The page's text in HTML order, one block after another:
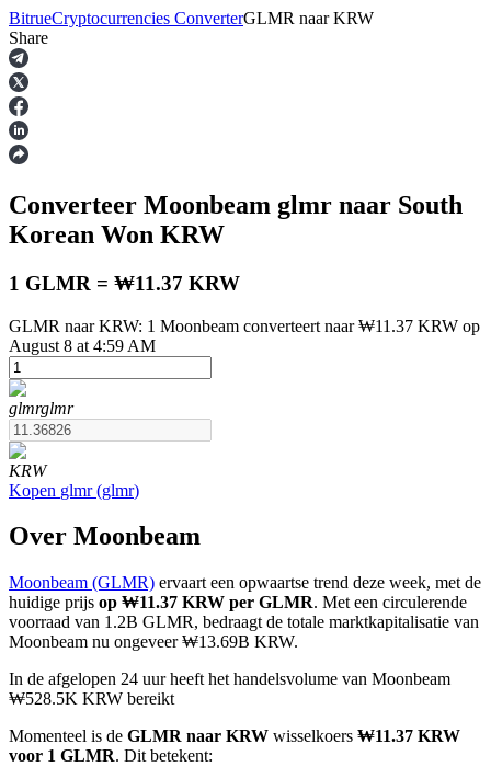
Termijncontracten
USDT-futures
COIN-M-futures
Cryptocurrency-futures
TradFi
Derivaten voor aandelen, forex, edelmetalen en grondstoffen
BitrueCryptocurrencies ConverterGLMR naar KRW
Share
Converteer Moonbeam glmr naar South
Korean Won KRW
1 GLMR = ₩11.37 KRW
GLMR naar KRW: 1 Moonbeam converteert naar ₩11.37 KRW op
August 8 at 4:59 AM
glmrglmr
KRW
Kopen glmr(glmr)
Over Moonbeam
Moonbeam (GLMR) ervaart een opwaartse trend deze week, met de
huidige prijs op ₩11.37 KRW per GLMR. Met een circulerende
voorraad van 1.2B GLMR, bedraagt de totale marktkapitalisatie van
Moonbeam nu ongeveer ₩13.69B KRW.
In de afgelopen 24 uur heeft het handelsvolume van Moonbeam
₩528.5K KRW bereikt
Momenteel is de GLMR naar KRW wisselkoers ₩11.37 KRW
voor 1 GLMR. Dit betekent: